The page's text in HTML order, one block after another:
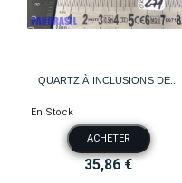
QUARTZ À INCLUSIONS DE...
En Stock
ACHETER
35,86 €